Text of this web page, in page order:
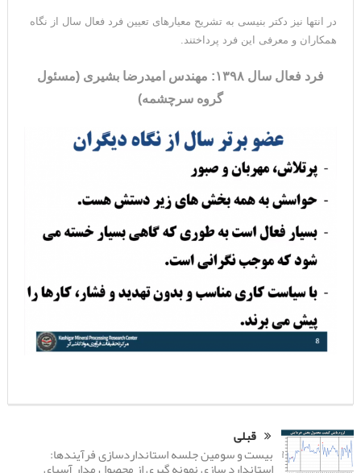
در انتها نیز دکتر بنیسی به تشریح معیارهای تعیین فرد فعال سال از نگاه
همکاران و معرفی این فرد پرداختند.
فرد فعال سال ۱۳۹۸: مهندس امیدرضا بشیری (مسئول
گروه سرچشمه)
قبلی
بیست و سومین جلسه استانداردسازی فرآیندها: